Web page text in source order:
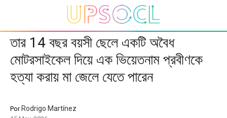
তার 14 বছর বয়সী ছেলে একটি অবৈধ
মোটরসাইকেল দিয়ে এক ভিয়েতনাম প্রবীণকে
হত্যা করায় মা জেলে যেতে পারেন
Por Rodrigo Martínez